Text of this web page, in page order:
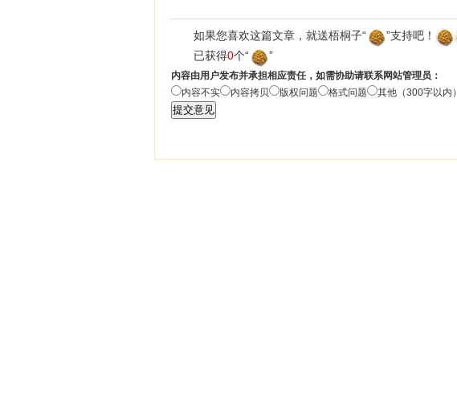
如果您喜欢这篇文章，就送梧桐子“
”支持吧！
已获得0个“ ”
内容由用户发布并承担相应责任，如需协助请联系网站管理员：
内容不实
内容拷贝 版权问题 格式问题 其他（300字以内）